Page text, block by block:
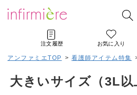
注文履歴 お気に入り
アンファミエTOP > 看護師アイテム特集
大きいサイズ（3L以